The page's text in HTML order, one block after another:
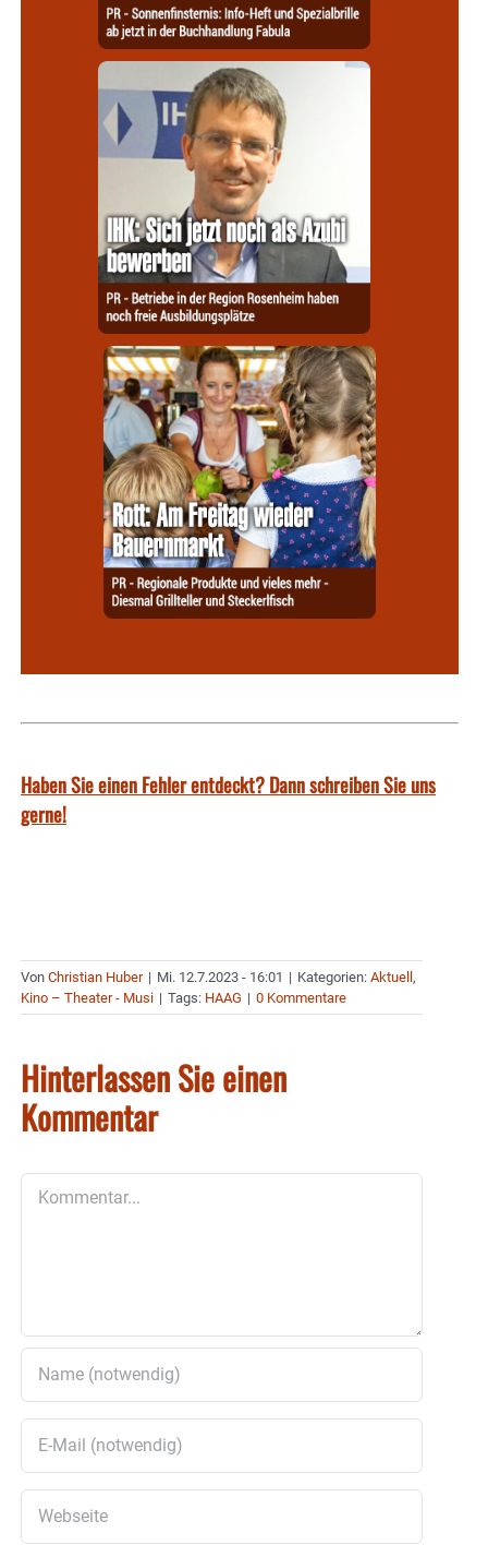
Haben Sie einen Fehler entdeckt? Dann schreiben Sie uns
gerne!
Von Christian Huber | Mi. 12.7.2023 - 16:01 | Kategorien: Aktuell,
Kino – Theater - Musi | Tags: HAAG | 0 Kommentare
Hinterlassen Sie einen
Kommentar